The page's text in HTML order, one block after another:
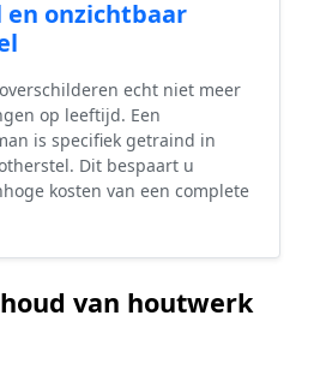
en onzichtbaar
echt niet meer
op leeftijd. Een
is specifiek getraind in
Dit bespaart u
kosten van een complete
van houtwerk